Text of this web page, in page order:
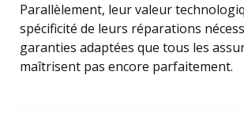
Parallèlement, leur valeur
spécificité de leurs réparations
garanties adaptées que tous les
maîtrisent pas encore parfaitement.